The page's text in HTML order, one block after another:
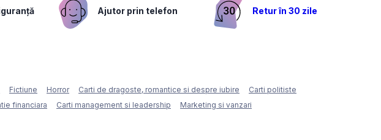
Ajutor prin telefon Retur în 30 zile
Fictiune Horror Carti de dragoste, romantice si despre iubire
Carti politiste
financiara Carti management si leadership
Marketing si vanzari